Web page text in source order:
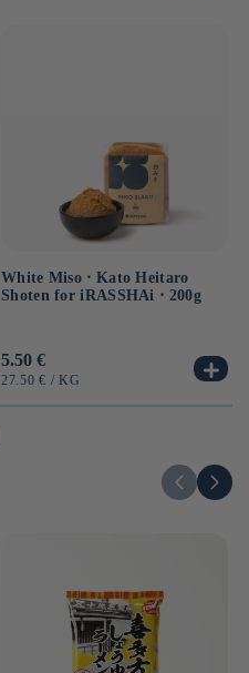
White Miso ⋅ Kato Heitaro
Shoten for iRASSHAi ⋅ 200g
Usual
price
5.50 €
UNIT
27.50 € / BY
KG